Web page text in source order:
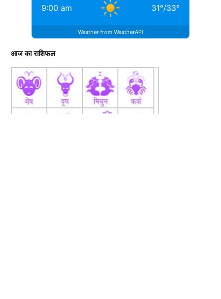
9:00 am 31°/33°
Weather from WeatherAPI
आज का राशिफल